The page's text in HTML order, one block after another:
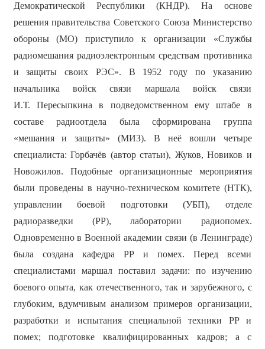
Демократической Республики (КНДР). На основе
решения правительства Советского Союза Министерство
обороны (МО) приступило к организации «Службы
радиомешания радиоэлектронным средствам противника
и защиты своих РЭС». В 1952 году по указанию
начальника войск связи маршала войск связи
И.Т. Пересыпкина в подведомственном ему штабе в
составе радиоотдела была сформирована группа
«мешания и защиты» (МИЗ). В неё вошли четыре
специалиста: Горбачёв (автор статьи), Жуков, Новиков и
Новожилов. Подобные организационные мероприятия
были проведены в научно-техническом комитете (НТК),
управлении боевой подготовки (УБП), отделе
радиоразведки (РР), лаборатории радиопомех.
Одновременно в Военной академии связи (в Ленинграде)
была создана кафедра РР и помех. Перед всеми
специалистами маршал поставил задачи: по изучению
боевого опыта, как отечественного, так и зарубежного, с
глубоким, вдумчивым анализом примеров организации,
разработки и испытания специальной техники РР и
помех; подготовке квалифицированных кадров; а с